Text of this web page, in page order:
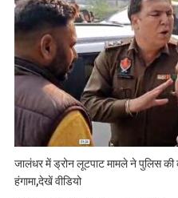
जालंधर में ड्रोन लूटपाट मामले ने पुलिस
हंगामा,देखें वीडियो